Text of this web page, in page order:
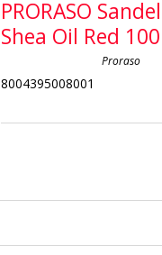
PRORASO
Shea Oil Red
Proraso
8004395008001